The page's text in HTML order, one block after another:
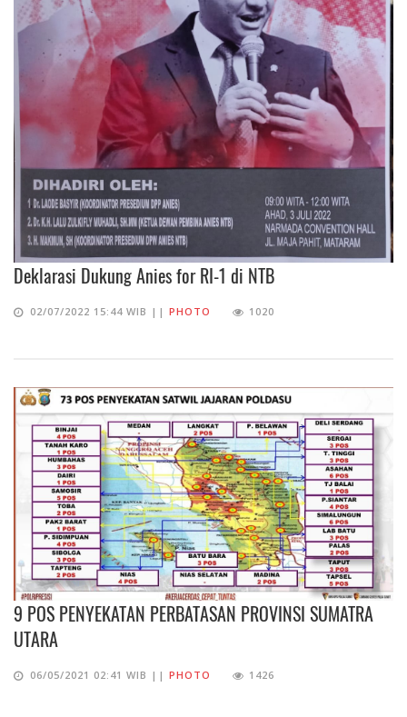
Deklarasi Dukung Anies for RI-1 di NTB
02/07/2022 15:44 WIB || PHOTO 1020
9 POS PENYEKATAN PERBATASAN PROVINSI SUMATRA
UTARA
06/05/2021 02:41 WIB || PHOTO 1426